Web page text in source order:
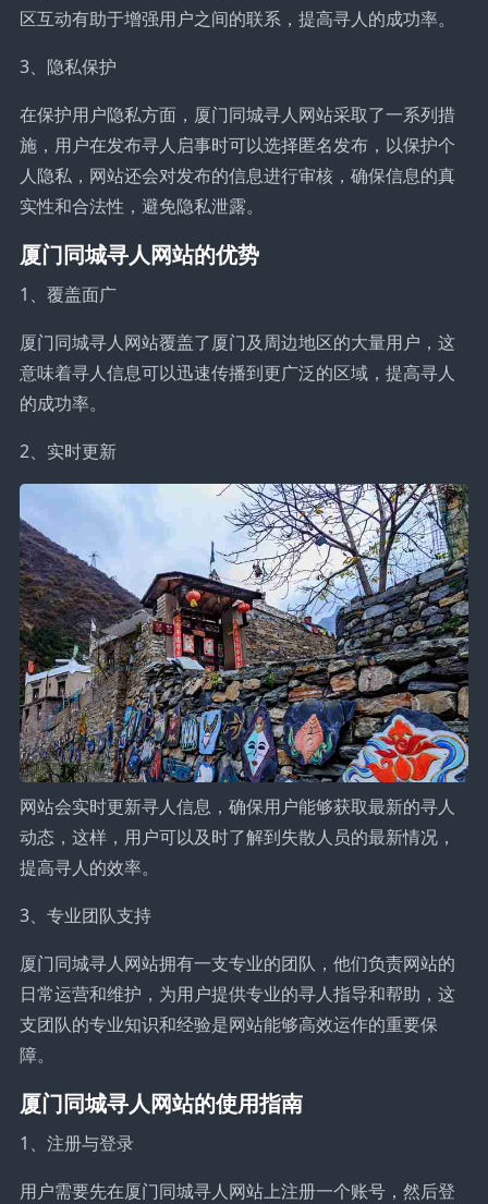
区互动有助于增强用户之间的联系，提高寻人的成功率。
3、隐私保护
在保护用户隐私方面，厦门同城寻人网站采取了一系列措
施，用户在发布寻人启事时可以选择匿名发布，以保护个
人隐私，网站还会对发布的信息进行审核，确保信息的真
实性和合法性，避免隐私泄露。
厦门同城寻人网站的优势
1、覆盖面广
厦门同城寻人网站覆盖了厦门及周边地区的大量用户，这
意味着寻人信息可以迅速传播到更广泛的区域，提高寻人
的成功率。
2、实时更新
网站会实时更新寻人信息，确保用户能够获取最新的寻人
动态，这样，用户可以及时了解到失散人员的最新情况，
提高寻人的效率。
3、专业团队支持
厦门同城寻人网站拥有一支专业的团队，他们负责网站的
日常运营和维护，为用户提供专业的寻人指导和帮助，这
支团队的专业知识和经验是网站能够高效运作的重要保
障。
厦门同城寻人网站的使用指南
1、注册与登录
用户需要先在厦门同城寻人网站上注册一个账号，然后登